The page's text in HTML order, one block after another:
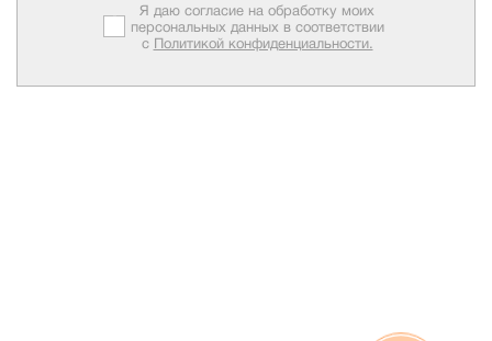
Я даю согласие на обработку моих
персональных данных в соответствии
с Политикой конфиденциальности.